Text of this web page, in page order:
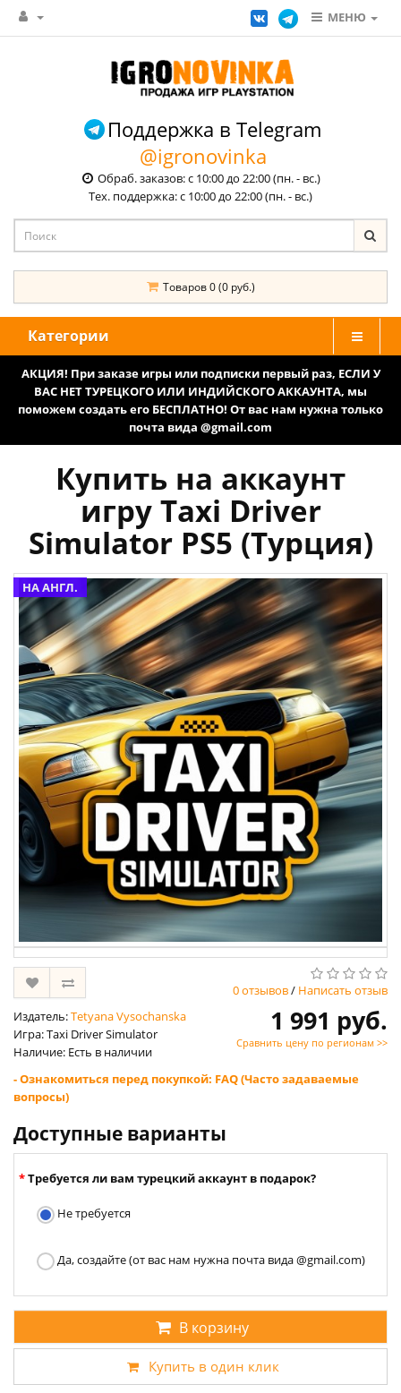
МЕНЮ
Поддержка в Telegram
@igronovinka
Обраб. заказов: с 10:00 до 22:00 (пн. - вс.)
Тех. поддержка: с 10:00 до 22:00 (пн. - вс.)
Товаров 0 (0 руб.)
Категории
АКЦИЯ! При заказе игры или подписки первый раз, ЕСЛИ У
ВАС НЕТ ТУРЕЦКОГО ИЛИ ИНДИЙСКОГО АККАУНТА, мы
поможем создать его БЕСПЛАТНО! От вас нам нужна только
почта вида @gmail.com
Купить на аккаунт
игру Taxi Driver
Simulator PS5 (Турция)
НА АНГЛ.
0 отзывов/ Написать отзыв
Издатель:Tetyana Vysochanska
Игра: Taxi Driver Simulator
Наличие: Есть в наличии
1 991 руб.
Сравнить цену по регионам >>
- Ознакомиться перед покупкой: FAQ (Часто задаваемые
вопросы)
Доступные варианты
Требуется ли вам турецкий аккаунт в подарок?
Не требуется
Да, создайте (от вас нам нужна почта вида @gmail.com)
В корзину
Купить в один клик